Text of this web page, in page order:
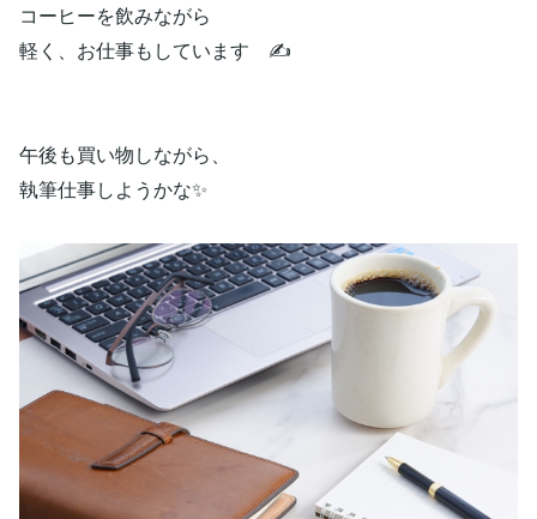
コーヒーを飲みながら
軽く、お仕事もしています ✍️
午後も買い物しながら、
執筆仕事しようかな✨